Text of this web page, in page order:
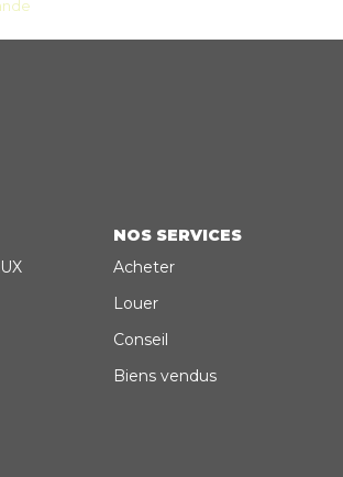
NOS SERVICES
Acheter
Louer
Conseil
Biens vendus